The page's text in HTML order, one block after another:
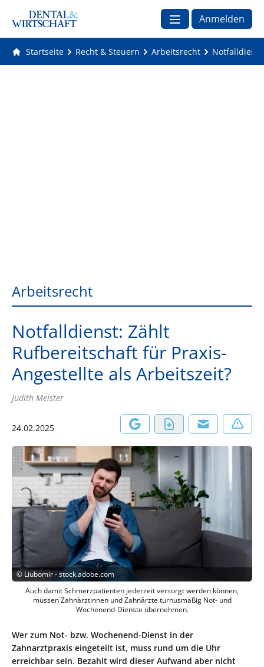
Anmelden
Startseite Recht & Steuern Arbeitsrecht
Arbeitsrecht
Notfalldienst: Zählt
Rufbereitschaft für Praxis-
Angestellte als Arbeitszeit?
Judith Meister
24.02.2025
© Liubomir - stock.adobe.com
Auch damit Schmerzpatienten jederzeit versorgt werden können,
müssen Zahnärztinnen und Zahnärzte turnusmäßig Not- und
Wochenend-Dienste übernehmen.
Wer zum Not- bzw. Wochenend-Dienst in der
Zahnarztpraxis eingeteilt ist, muss rund um die Uhr
erreichbar sein. Bezahlt wird dieser Aufwand aber nicht